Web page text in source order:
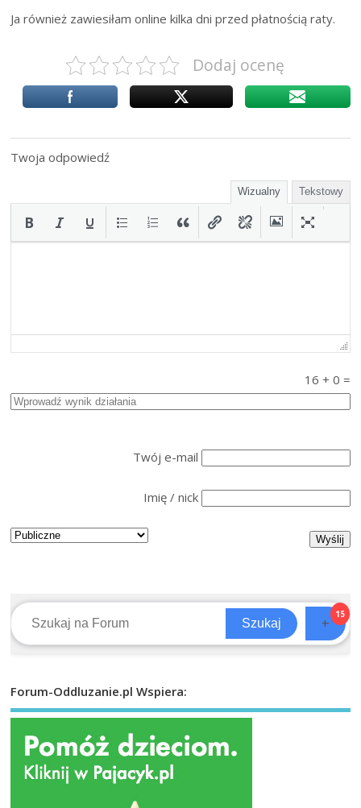
Ja również zawiesiłam online kilka dni przed płatnością raty.
Dodaj ocenę
Twoja odpowiedź
Wizualny Tekstowy
16 + 0 =
Twój e-mail
Imię / nick
Szukaj +
15
Forum-Oddluzanie.pl Wspiera: